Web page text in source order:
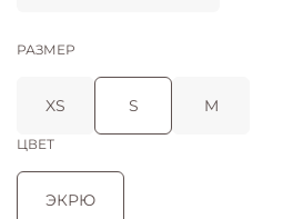
РАЗМЕР
XS S M
ЦВЕТ
ЭКРЮ